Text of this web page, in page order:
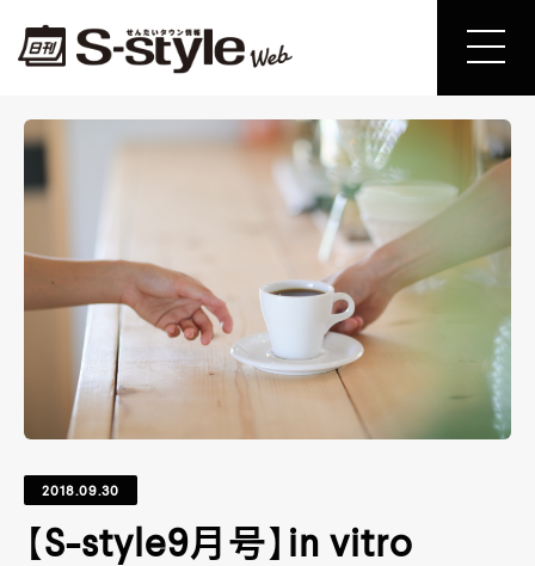
2018.09.30
【S-style9月号】in vitro